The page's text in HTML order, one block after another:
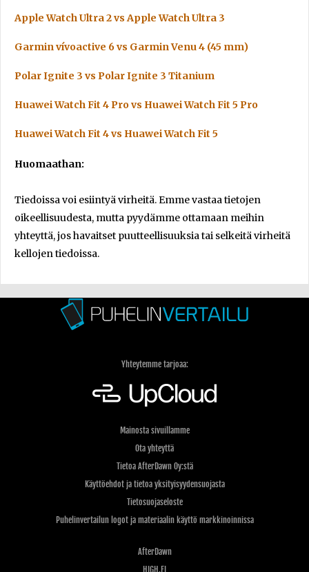
Apple Watch Ultra 2 vs Apple Watch Ultra 3
Garmin vívoactive 6 vs Garmin Venu 4 (45 mm)
Polar Ignite 3 vs Polar Ignite 3 Titanium
Huawei Watch Fit 4 Pro vs Huawei Watch Fit 5 Pro
Huawei Watch Fit 4 vs Huawei Watch Fit 5
Huomaathan:
Tiedoissa voi esiintyä virheitä. Emme vastaa tietojen
oikeellisuudesta, mutta pyydämme ottamaan meihin
yhteyttä, jos havaitset puutteellisuuksia tai selkeitä virheitä
kellojen tiedoissa.
Yhteytemme tarjoaa:
Mainosta sivuillamme
Ota yhteyttä
Tietoa AfterDawn Oy:stä
Käyttöehdot ja tietoa yksityisyydensuojasta
Tietosuojaseloste
Puhelinvertailun logot ja materiaalin käyttö markkinoinnissa
AfterDawn
HIGH.FI